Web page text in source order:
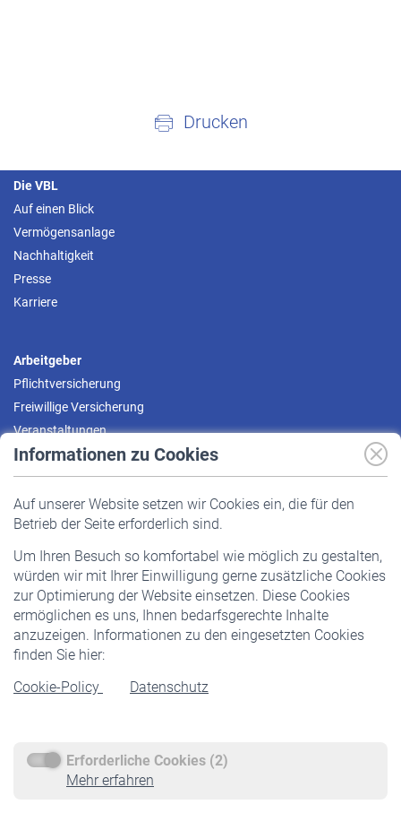
Informationen zu Cookies
Auf unserer Website setzen wir Cookies ein, die für den
Betrieb der Seite erforderlich sind.
Um Ihren Besuch so komfortabel wie möglich zu gestalten,
würden wir mit Ihrer Einwilligung gerne zusätzliche Cookies
zur Optimierung der Website einsetzen. Diese Cookies
ermöglichen es uns, Ihnen bedarfsgerechte Inhalte
anzuzeigen. Informationen zu den eingesetzten Cookies
finden Sie hier:
Cookie-Policy
Datenschutz
Erforderliche Cookies (2)
Mehr erfahren
Drucken
Die VBL
Auf einen Blick
Vermögensanlage
Nachhaltigkeit
Presse
Karriere
Arbeitgeber
Pflichtversicherung
Freiwillige Versicherung
Veranstaltungen
Pflichtversicherung
Staatliche Förderung
Veranstaltungen
Rentner
Rentenbeginn
Rente beantragen
Service
Informationen